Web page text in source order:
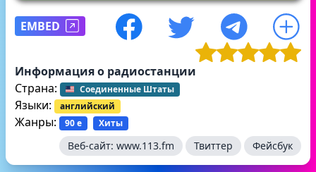
EMBED
Информация о радиостанции
Страна:
Соединенные Штаты
Языки: английский
Жанры: 90 е Хиты
Веб-сайт: www.113.fm Твиттер Фейсбук